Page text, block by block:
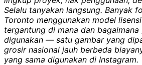
Selalu tanyakan langsung. Banyak
Toronto menggunakan model
tergantung di mana dan bagaimana
digunakan — satu gambar yang
grosir nasional jauh berbeda
yang sama digunakan di Instagram.